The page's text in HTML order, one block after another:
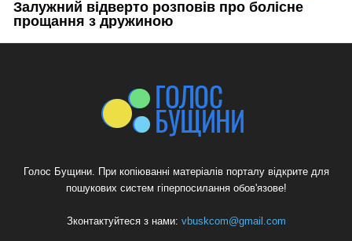
Голос Бущини. При копіюванні матеріалів порталу відкрите для
пошукових систем гіперпосилання обов'язове!
Зконтактуйтеся з нами: vbuskcom@gmail.com